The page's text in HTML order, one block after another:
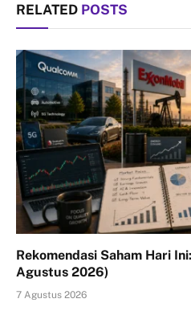
RELATED POSTS
Rekomendasi Saham Hari
Agustus 2026)
7 Agustus 2026